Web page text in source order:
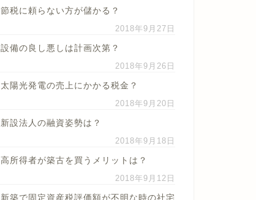
節税に頼らない方が儲かる？
2018年9月27日
設備の良し悪しは計画次第？
2018年9月26日
太陽光発電の売上にかかる税金？
2018年9月20日
新設法人の融資姿勢は？
2018年9月18日
高所得者が築古を買うメリットは？
2018年9月12日
新築で固定資産税評価額が不明な時の社宅